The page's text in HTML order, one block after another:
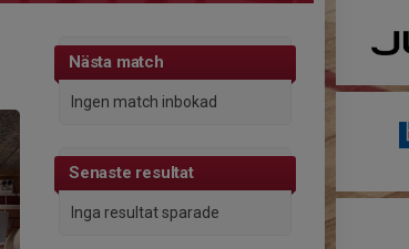
Nästa match
Ingen match inbokad
Senaste resultat
Inga resultat sparade